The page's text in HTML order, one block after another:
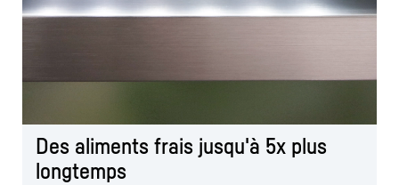
Des aliments frais jusqu'à 5x plus
longtemps